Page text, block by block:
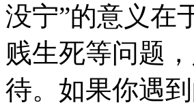
没宁”的意义在
贱生死等问题
待。如果你遇